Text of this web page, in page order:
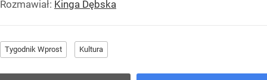
Rozmawiał: Kinga Dębska
Tygodnik Wprost Kultura